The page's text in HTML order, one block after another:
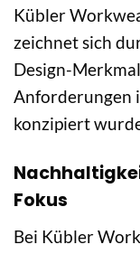
Kübler
zeichnet sich
Design-
Anforderungen
konzipiert
Fokus
Bei Kübler